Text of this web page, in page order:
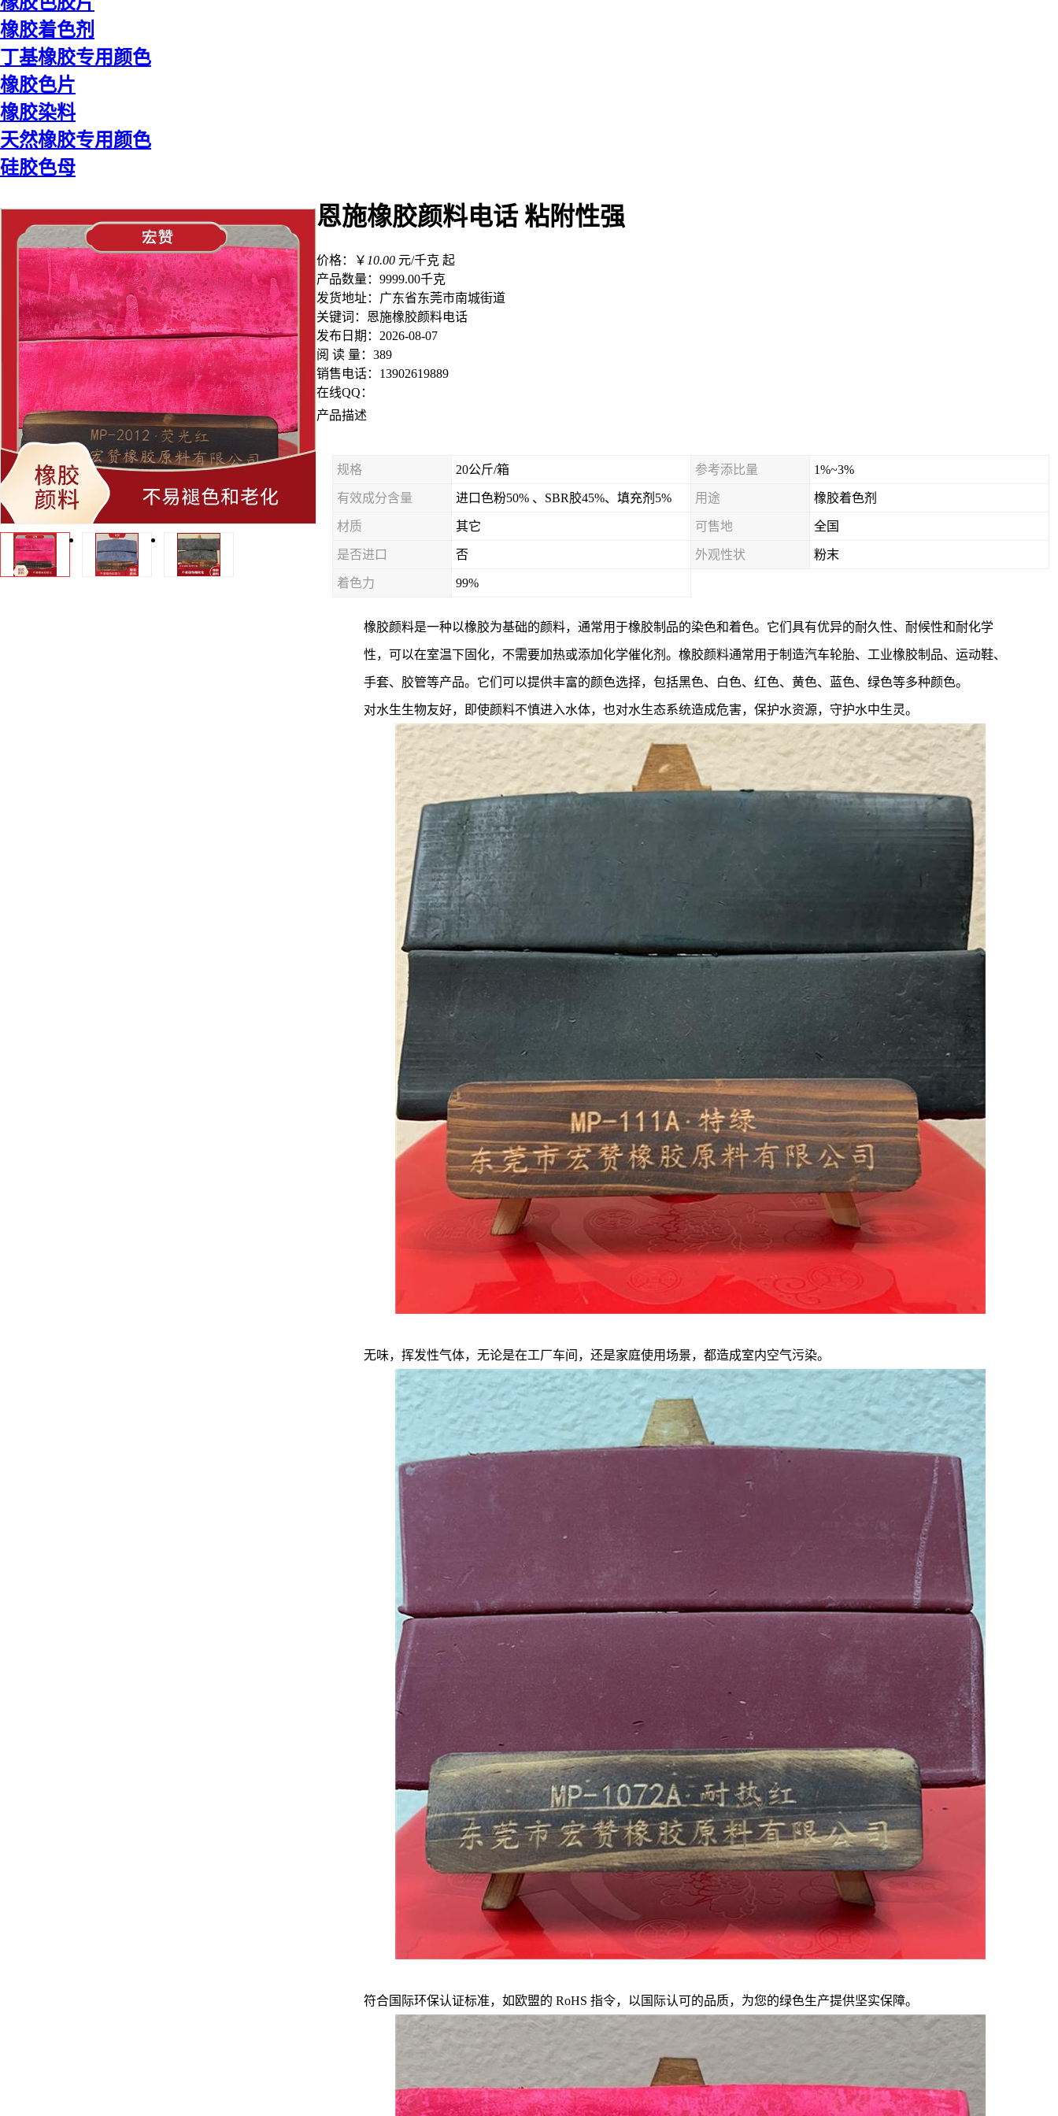
橡胶着色剂
丁基橡胶专用颜色
橡胶色片
橡胶染料
天然橡胶专用颜色
硅胶色母
恩施橡胶颜料电话 粘附性强
价格：￥ 10.00 元/千克 起
产品数量： 9999.00千克
发货地址： 广东省东莞市南城街道
关键词： 恩施橡胶颜料电话
发布日期： 2026-08-07
阅 读 量： 389
销售电话： 13902619889
在线QQ：
产品描述
规格 20公斤/箱 参考添比量 1%~3%
有效成分含量 进口色粉50% 、SBR胶45%、填充剂5% 用途 橡胶着色剂
材质 其它 可售地 全国
是否进口 否 外观性状 粉末
着色力 99%
橡胶颜料是一种以橡胶为基础的颜料，通常用于橡胶制品的染色和着色。它们具有优异的耐久性、耐候性和耐化学
性，可以在室温下固化，不需要加热或添加化学催化剂。橡胶颜料通常用于制造汽车轮胎、工业橡胶制品、运动鞋、
手套、胶管等产品。它们可以提供丰富的颜色选择，包括黑色、白色、红色、黄色、蓝色、绿色等多种颜色。
对水生生物友好，即使颜料不慎进入水体，也对水生态系统造成危害，保护水资源，守护水中生灵。
无味，挥发性气体，无论是在工厂车间，还是家庭使用场景，都造成室内空气污染。
符合国际环保认证标准，如欧盟的 RoHS 指令，以国际认可的品质，为您的绿色生产提供坚实保障。